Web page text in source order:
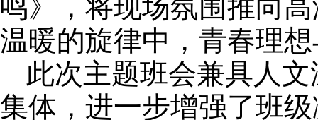
鸣》，将现场氛围推向
温暖的旋律中，青春理
此次主题班会兼具人
集体，进一步增强了班